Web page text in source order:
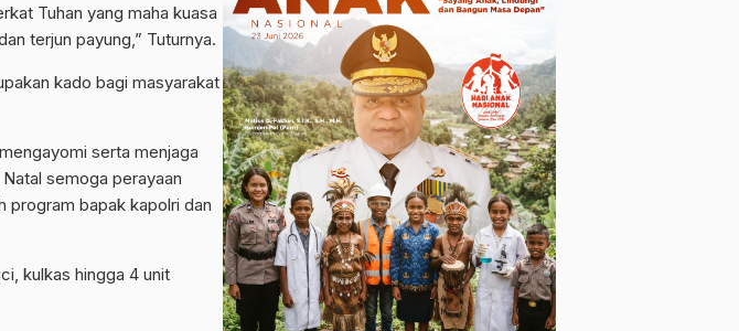
Tuhan yang maha kuasa
terjun payung,” Tuturnya.
kado bagi masyarakat
serta menjaga
semoga perayaan
program bapak kapolri dan
kulkas hingga 4 unit